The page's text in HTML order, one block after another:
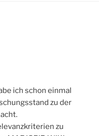
ich schon einmal
zu der
zu